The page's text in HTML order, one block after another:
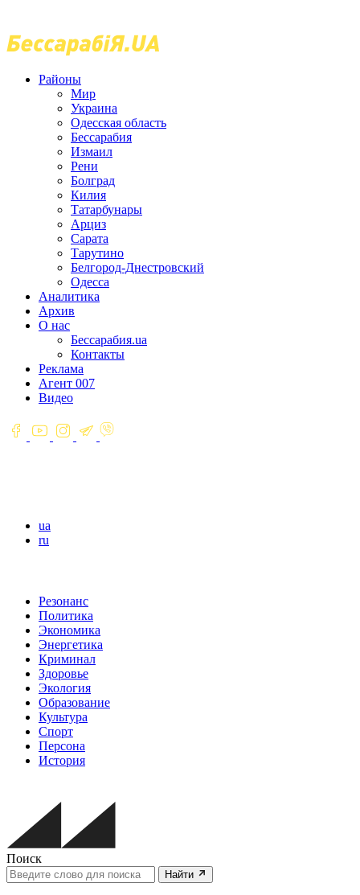
Районы
Мир
Украина
Одесская область
Бессарабия
Измаил
Рени
Болград
Килия
Татарбунары
Арциз
Сарата
Тарутино
Белгород-Днестровский
Одесса
Аналитика
Архив
О нас
Бессарабия.ua
Контакты
Реклама
Агент 007
Видео
ua
ru
Резонанс
Политика
Экономика
Энергетика
Криминал
Здоровье
Экология
Образование
Культура
Спорт
Персона
История
Поиск
Найти